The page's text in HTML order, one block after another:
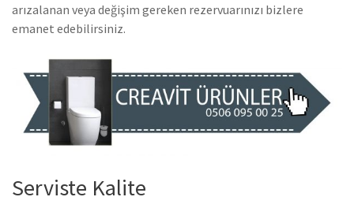
arızalanan veya değişim gereken rezervuarınızı bizlere
emanet edebilirsiniz.
Serviste Kalite